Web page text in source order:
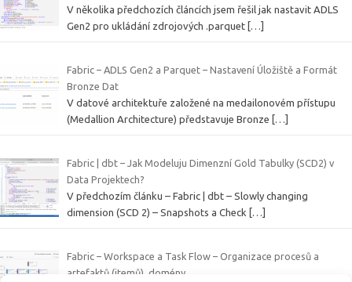
V několika předchozích článcích jsem řešil jak nastavit ADLS
Gen2 pro ukládání zdrojových .parquet […]
Fabric – ADLS Gen2 a Parquet – Nastavení Úložiště a Formát
Bronze Dat
V datové architektuře založené na medailonovém přístupu
(Medallion Architecture) představuje Bronze
[…]
Fabric | dbt – Jak Modeluju Dimenzní Gold Tabulky (SCD2) v
Data Projektech?
V předchozím článku – Fabric | dbt – Slowly changing
dimension (SCD 2) – Snapshots a Check […]
Fabric – Workspace a Task Flow – Organizace procesů a
artefaktů (itemů), domény